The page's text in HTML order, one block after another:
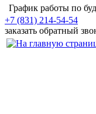
График работы по
+7 (831) 214-54-54
заказать обратный